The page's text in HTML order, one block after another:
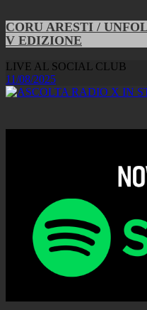
CORU ARESTI /
V EDIZIONE
LIVE AL SOCIAL CLUB
11/08/2025